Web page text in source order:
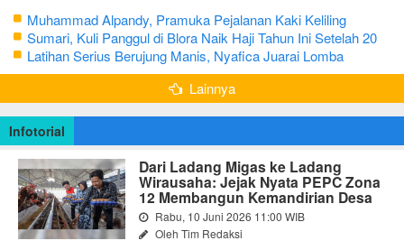
Muhammad Alpandy, Pramuka Pejalanan Kaki Keliling
Nusantara dengan Misi Literasi Budaya
Sumari, Kuli Panggul di Blora Naik Haji Tahun Ini Setelah 20
Tahun Sisihkan Uang Receh
Latihan Serius Berujung Manis, Nyafica Juarai Lomba
Bertutur tentang Nilai Hidup Orang Samin
Lainnya
Infotorial
Dari Ladang Migas ke Ladang
Wirausaha: Jejak Nyata PEPC Zona
12 Membangun Kemandirian Desa
Rabu, 10 Juni 2026 11:00 WIB
Oleh Tim Redaksi